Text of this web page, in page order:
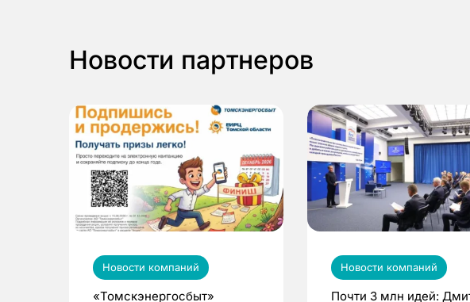
Новости партнеров
Новости компаний
«Томскэнергосбыт»
Новости компаний
Почти 3 млн идей: